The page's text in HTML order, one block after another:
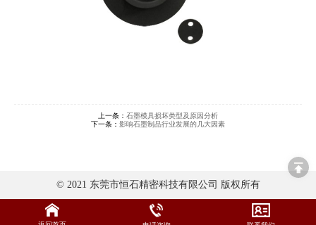
上一条： 石墨模具损坏类型及原因分析
下一条： 影响石墨制品行业发展的几大因素
© 2021 东莞市恒石精密科技有限公司 版权所有